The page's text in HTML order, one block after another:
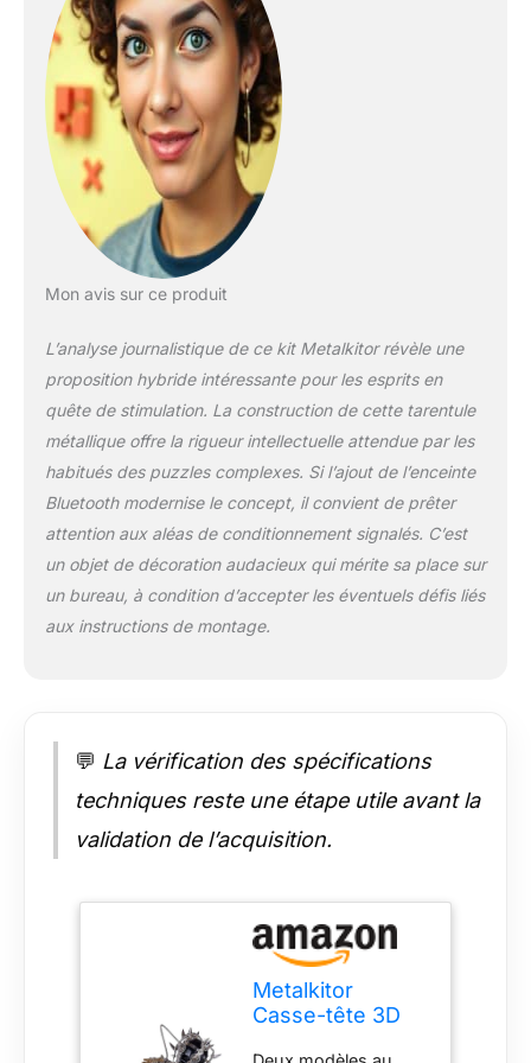
Bluetooth : les
articulations sont
mobiles, et le ventre
de la tarentule
mécanique est un
son de caisson de
basses (batterie au
lithium 1800 mAh
intégrée), qui peut
mémoire TF pour
Jouets éducatifs et
cool : C'est un puzzle
mécanique 3D
unique, créant un
portable pour les
adultes, qui est plein
de divertissement et
de connaissances
bricolage : c'est un
une grande patience
et observation,
coûtant environ
quelques heures à
garanti), pas besoin
de colle ou de
batterie, il suffit de le
monter avec les vis.
Mon avis sur ce produit
L’analyse journalistique de ce kit Metalkitor révèle une
proposition hybride intéressante pour les esprits en
quête de stimulation. La construction de cette tarentule
métallique offre la rigueur intellectuelle attendue par les
habitués des puzzles complexes. Si l’ajout de l’enceinte
Bluetooth modernise le concept, il convient de prêter
attention aux aléas de conditionnement signalés. C’est
un objet de décoration audacieux qui mérite sa place sur
un bureau, à condition d’accepter les éventuels défis liés
aux instructions de montage.
💬 La vérification des spécifications
techniques reste une étape utile avant la
validation de l’acquisition.
Metalkitor
Casse-tête 3D